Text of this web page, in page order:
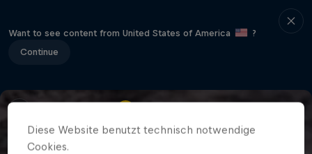
Want to see content from United States of America
?
Continue
Diese Website benutzt technisch notwendige
Cookies.